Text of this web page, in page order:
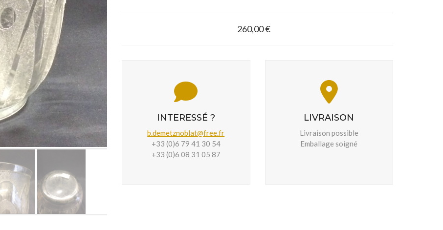
260,00 €
INTERESSÉ ?
b.demetznoblat@free.fr
+33 (0)6 79 41 30 54
+33 (0)6 08 31 05 87
LIVRAISON
Livraison possible
Emballage soigné